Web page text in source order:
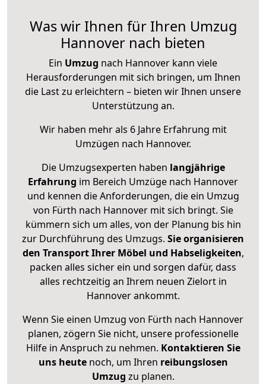
Was wir Ihnen für Ihren Umzug
Hannover nach bieten
Ein Umzug nach Hannover kann viele
Herausforderungen mit sich bringen, um Ihnen
die Last zu erleichtern – bieten wir Ihnen unsere
Unterstützung an.
Wir haben mehr als 6 Jahre Erfahrung mit
Umzügen nach Hannover.
Die Umzugsexperten haben langjährige
Erfahrung im Bereich Umzüge nach Hannover
und kennen die Anforderungen, die ein Umzug
von Fürth nach Hannover mit sich bringt. Sie
kümmern sich um alles, von der Planung bis hin
zur Durchführung des Umzugs. Sie organisieren
den Transport Ihrer Möbel und Habseligkeiten,
packen alles sicher ein und sorgen dafür, dass
alles rechtzeitig an Ihrem neuen Zielort in
Hannover ankommt.
Wenn Sie einen Umzug von Fürth nach Hannover
planen, zögern Sie nicht, unsere professionelle
Hilfe in Anspruch zu nehmen. Kontaktieren Sie
uns heutenoch, um Ihren reibungslosen
Umzug zu planen.